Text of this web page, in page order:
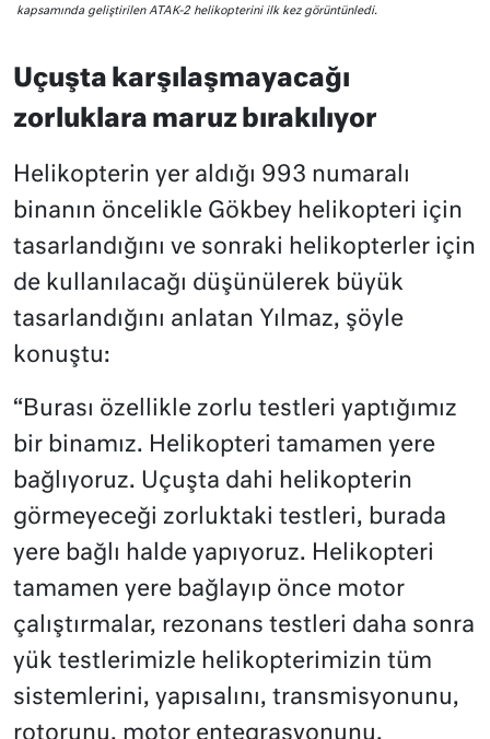
kapsamında geliştirilen ATAK-2 helikopterini ilk kez görüntünledi.
Uçuşta karşılaşmayacağı
zorluklara maruz bırakılıyor
Helikopterin yer aldığı 993 numaralı
binanın öncelikle Gökbey helikopteri için
tasarlandığını ve sonraki helikopterler için
de kullanılacağı düşünülerek büyük
tasarlandığını anlatan Yılmaz, şöyle
konuştu:
“Burası özellikle zorlu testleri yaptığımız
bir binamız. Helikopteri tamamen yere
bağlıyoruz. Uçuşta dahi helikopterin
görmeyeceği zorluktaki testleri, burada
yere bağlı halde yapıyoruz. Helikopteri
tamamen yere bağlayıp önce motor
çalıştırmalar, rezonans testleri daha sonra
yük testlerimizle helikopterimizin tüm
sistemlerini, yapısalını, transmisyonunu,
rotorunu, motor entegrasyonunu,